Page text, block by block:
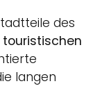
des
touristischen
langen